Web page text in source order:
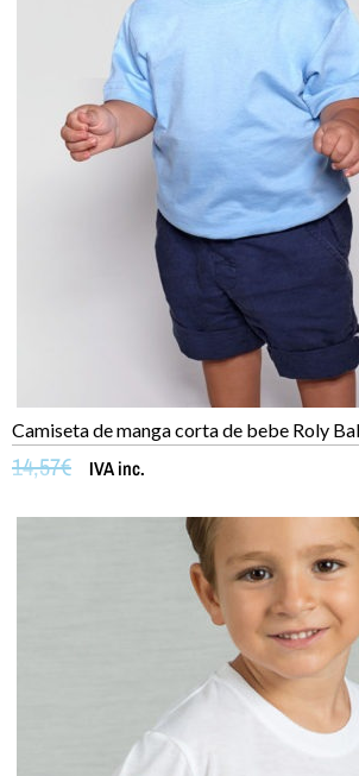
Camiseta de manga corta de bebe Roly
14,57€ IVA inc.